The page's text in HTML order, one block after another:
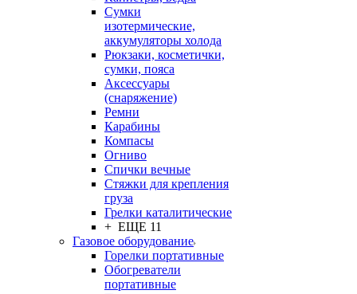
Сумки
изотермические,
аккумуляторы холода
Рюкзаки, косметички,
сумки, пояса
Аксессуары
(снаряжение)
Ремни
Карабины
Компасы
Огниво
Спички вечные
Стяжки для крепления
груза
Грелки каталитические
+ ЕЩЕ 11
Газовое оборудование
Горелки портативные
Обогреватели
портативные